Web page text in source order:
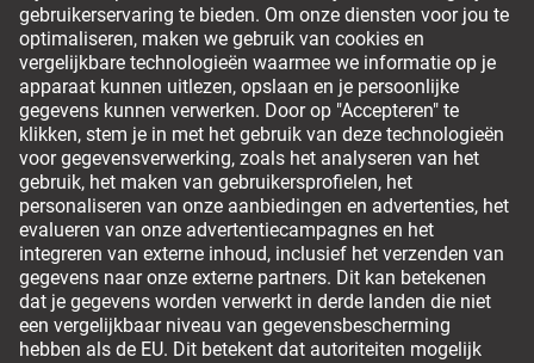
Veelgestelde vragen
Service Chat
0800 380 0677
Betalingsmethodes
Leveropties